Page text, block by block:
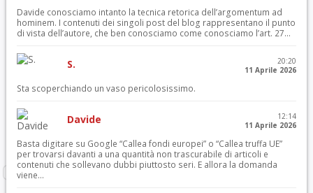
Davide conosciamo intanto la tecnica retorica dell’argomentum ad
hominem. I contenuti dei singoli post del blog rappresentano il punto
di vista dell’autore, che ben conosciamo come conosciamo l’art. 27...
S.
20:20
11 Aprile 2026
Sta scoperchiando un vaso pericolosissimo.
Davide
12:14
11 Aprile 2026
Basta digitare su Google “Callea fondi europei” o “Callea truffa UE”
per trovarsi davanti a una quantità non trascurabile di articoli e
contenuti che sollevano dubbi piuttosto seri. E allora la domanda
viene...